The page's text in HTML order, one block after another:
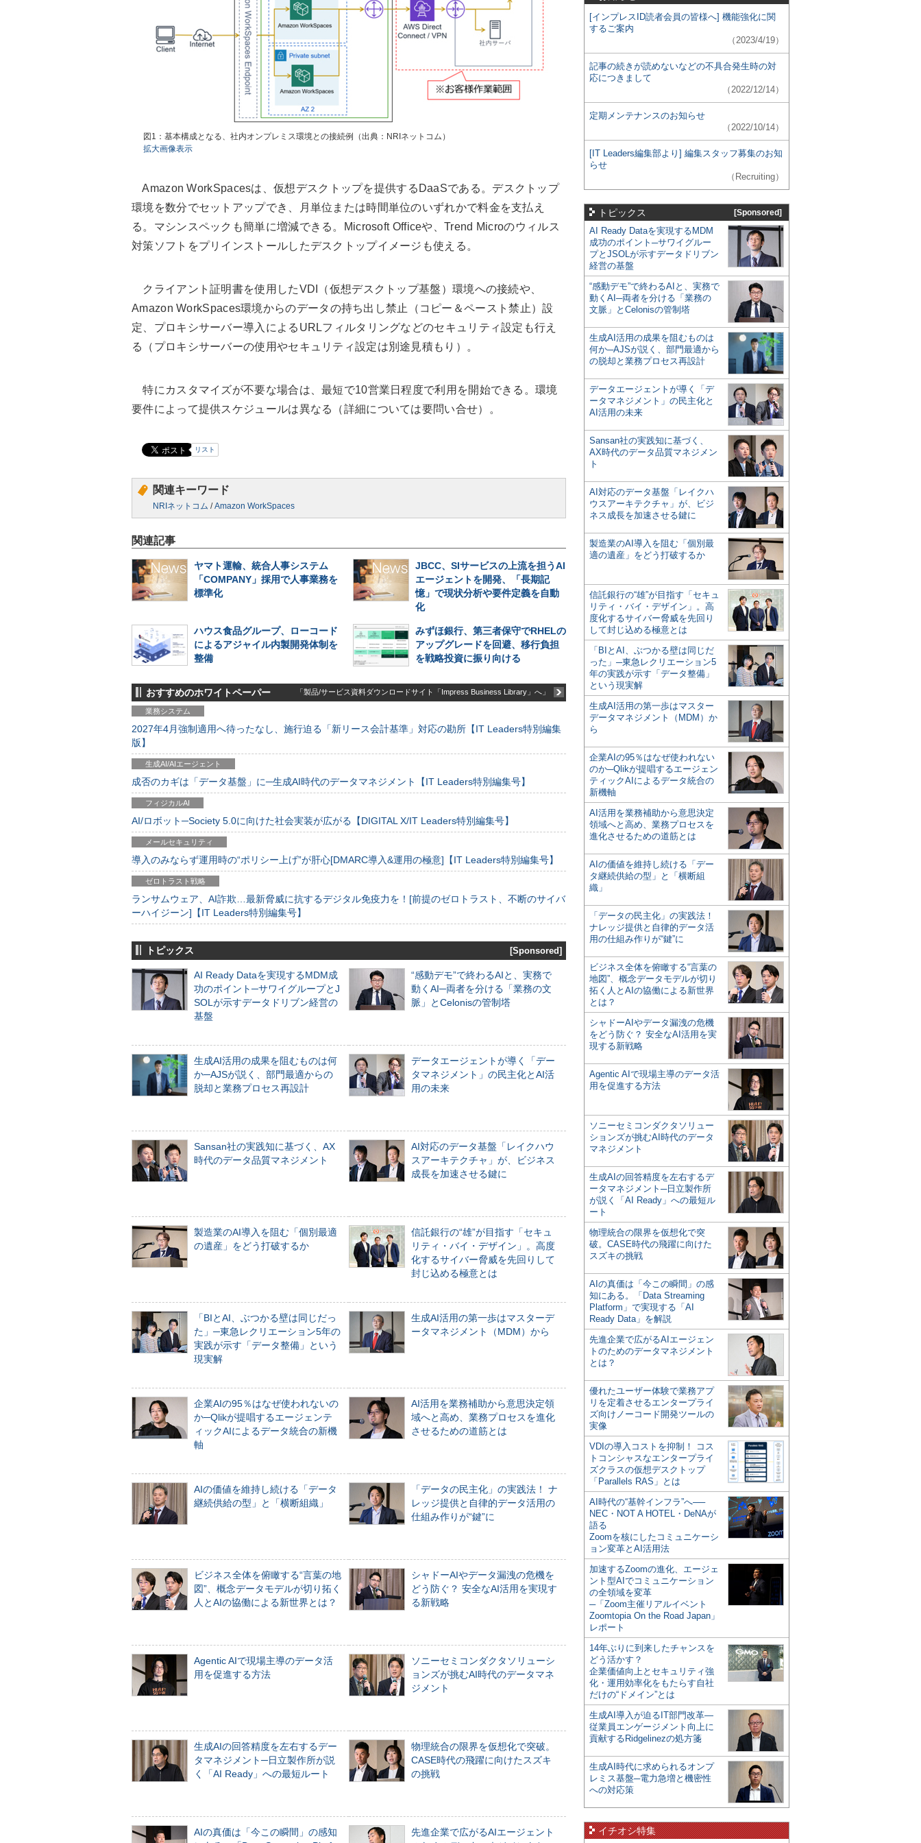
図1：基本構成となる、社内オンプレミス環境との接続例（出典：NRIネットコム）
拡大画像表示
Amazon WorkSpacesは、仮想デスクトップを提供するDaaSである。デスクトップ
環境を数分でセットアップでき、月単位または時間単位のいずれかで料金を支払え
る。マシンスペックも簡単に増減できる。Microsoft Officeや、Trend Microのウィルス
対策ソフトをプリインストールしたデスクトップイメージも使える。
クライアント証明書を使用したVDI（仮想デスクトップ基盤）環境への接続や、
Amazon WorkSpaces環境からのデータの持ち出し禁止（コピー＆ペースト禁止）設
定、プロキシサーバー導入によるURLフィルタリングなどのセキュリティ設定も行え
る（プロキシサーバーの使用やセキュリティ設定は別途見積もり）。
特にカスタマイズが不要な場合は、最短で10営業日程度で利用を開始できる。環境
要件によって提供スケジュールは異なる（詳細については要問い合せ）。
リスト
関連キーワード
NRIネットコム /Amazon WorkSpaces
関連記事
ヤマト運輸、統合人事システム
「COMPANY」採用で人事業務を
標準化
JBCC、SIサービスの上流を担うAI
エージェントを開発、「長期記
憶」で現状分析や要件定義を自動
化
ハウス食品グループ、ローコード
によるアジャイル内製開発体制を
整備
みずほ銀行、第三者保守でRHELの
アップグレードを回避、移行負担
を戦略投資に振り向ける
おすすめのホワイトペーパー 「製品/サービス資料ダウンロードサイト「Impress Business Library」へ」
業務システム
2027年4月強制適用へ待ったなし、施行迫る「新リース会計基準」対応の勘所【IT Leaders特別編集
版】
生成AI/AIエージェント
成否のカギは「データ基盤」に─生成AI時代のデータマネジメント【IT Leaders特別編集号】
フィジカルAI
AI/ロボット─Society 5.0に向けた社会実装が広がる【DIGITAL X/IT Leaders特別編集号】
メールセキュリティ
導入のみならず運用時の“ポリシー上げ”が肝心[DMARC導入&運用の極意]【IT Leaders特別編集号】
ゼロトラスト戦略
ランサムウェア、AI詐欺…最新脅威に抗するデジタル免疫力を！[前提のゼロトラスト、不断のサイバ
ーハイジーン]【IT Leaders特別編集号】
トピックス [Sponsored]
AI Ready Dataを実現するMDM成
功のポイント─サワイグループとJ
SOLが示すデータドリブン経営の
基盤
“感動デモ”で終わるAIと、実務で
動くAI─両者を分ける「業務の文
脈」とCelonisの管制塔
生成AI活用の成果を阻むものは何
か─AJSが説く、部門最適からの
脱却と業務プロセス再設計
データエージェントが導く「デー
タマネジメント」の民主化とAI活
用の未来
Sansan社の実践知に基づく、AX
時代のデータ品質マネジメント
AI対応のデータ基盤「レイクハウ
スアーキテクチャ」が、ビジネス
成長を加速させる鍵に
製造業のAI導入を阻む「個別最適
の遺産」をどう打破するか
信託銀行の“雄”が目指す「セキュ
リティ・バイ・デザイン」。高度
化するサイバー脅威を先回りして
封じ込める極意とは
「BIとAI、ぶつかる壁は同じだっ
た」─東急レクリエーション5年の
実践が示す「データ整備」という
現実解
生成AI活用の第一歩はマスターデ
ータマネジメント（MDM）から
企業AIの95％はなぜ使われないの
か─Qlikが提唱するエージェンテ
ィックAIによるデータ統合の新機
軸
AI活用を業務補助から意思決定領
域へと高め、業務プロセスを進化
させるための道筋とは
AIの価値を維持し続ける「データ
継続供給の型」と「横断組織」
「データの民主化」の実践法！ ナ
レッジ提供と自律的データ活用の
仕組み作りが“鍵”に
ビジネス全体を俯瞰する“言葉の地
図”、概念データモデルが切り拓く
人とAIの協働による新世界とは？
シャドーAIやデータ漏洩の危機を
どう防ぐ？ 安全なAI活用を実現す
る新戦略
Agentic AIで現場主導のデータ活
用を促進する方法
ソニーセミコンダクタソリューシ
ョンズが挑むAI時代のデータマネ
ジメント
生成AIの回答精度を左右するデー
タマネジメント─日立製作所が説
く「AI Ready」への最短ルート
物理統合の限界を仮想化で突破。
CASE時代の飛躍に向けたスズキ
の挑戦
AIの真価は「今この瞬間」の感知
先進企業で広がるAIエージェント
[インプレスID読者会員の皆様へ] 機能強化に関
するご案内
（2023/4/19）
記事の続きが読めないなどの不具合発生時の対
応につきまして
（2022/12/14）
定期メンテナンスのお知らせ
（2022/10/14）
[IT Leaders編集部より] 編集スタッフ募集のお知
らせ
（Recruiting）
トピックス [Sponsored]
AI Ready Dataを実現するMDM
成功のポイント─サワイグルー
プとJSOLが示すデータドリブン
経営の基盤
“感動デモ”で終わるAIと、実務で
動くAI─両者を分ける「業務の
文脈」とCelonisの管制塔
生成AI活用の成果を阻むものは
何か─AJSが説く、部門最適から
の脱却と業務プロセス再設計
データエージェントが導く「デ
ータマネジメント」の民主化と
AI活用の未来
Sansan社の実践知に基づく、
AX時代のデータ品質マネジメン
ト
AI対応のデータ基盤「レイクハ
ウスアーキテクチャ」が、ビジ
ネス成長を加速させる鍵に
製造業のAI導入を阻む「個別最
適の遺産」をどう打破するか
信託銀行の“雄”が目指す「セキュ
リティ・バイ・デザイン」。高
度化するサイバー脅威を先回り
して封じ込める極意とは
「BIとAI、ぶつかる壁は同じだ
った」─東急レクリエーション5
年の実践が示す「データ整備」
という現実解
生成AI活用の第一歩はマスター
データマネジメント（MDM）か
ら
企業AIの95％はなぜ使われない
のか─Qlikが提唱するエージェン
ティックAIによるデータ統合の
新機軸
AI活用を業務補助から意思決定
領域へと高め、業務プロセスを
進化させるための道筋とは
AIの価値を維持し続ける「デー
タ継続供給の型」と「横断組
織」
「データの民主化」の実践法！
ナレッジ提供と自律的データ活
用の仕組み作りが“鍵”に
ビジネス全体を俯瞰する“言葉の
地図”、概念データモデルが切り
拓く人とAIの協働による新世界
とは？
シャドーAIやデータ漏洩の危機
をどう防ぐ？ 安全なAI活用を実
現する新戦略
Agentic AIで現場主導のデータ活
用を促進する方法
ソニーセミコンダクタソリュー
ションズが挑むAI時代のデータ
マネジメント
生成AIの回答精度を左右するデ
ータマネジメント─日立製作所
が説く「AI Ready」への最短ル
ート
物理統合の限界を仮想化で突
破。CASE時代の飛躍に向けた
スズキの挑戦
AIの真価は「今この瞬間」の感
知にある。「Data Streaming
Platform」で実現する「AI
Ready Data」を解説
先進企業で広がるAIエージェン
トのためのデータマネジメント
とは？
優れたユーザー体験で業務アプ
リを定着させるエンタープライ
ズ向けノーコード開発ツールの
実像
VDIの導入コストを抑制！ コス
トコンシャスなエンタープライ
ズクラスの仮想デスクトップ
「Parallels RAS」とは
AI時代の“基幹インフラ”へ──
NEC・NOT A HOTEL・DeNAが
語る
Zoomを核にしたコミュニケーシ
ョン変革とAI活用法
加速するZoomの進化、エージェ
ント型AIでコミュニケーション
の全領域を変革
─「Zoom主催リアルイベント
Zoomtopia On the Road Japan」
レポート
14年ぶりに到来したチャンスを
どう活かす？
企業価値向上とセキュリティ強
化・運用効率化をもたらす自社
だけの“ドメイン”とは
生成AI導入が迫るIT部門改革―
従業員エンゲージメント向上に
貢献するRidgelinezの処方箋
生成AI時代に求められるオンプ
レミス基盤─電力急増と機密性
への対応策
イチオシ特集